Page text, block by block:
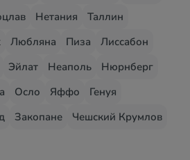
Нетания
Таллин
Любляна Пиза
Лиссабон
Эйлат Неаполь
Нюрнберг
Осло Яффо
Генуя
Закопане
Чешский Крумлов